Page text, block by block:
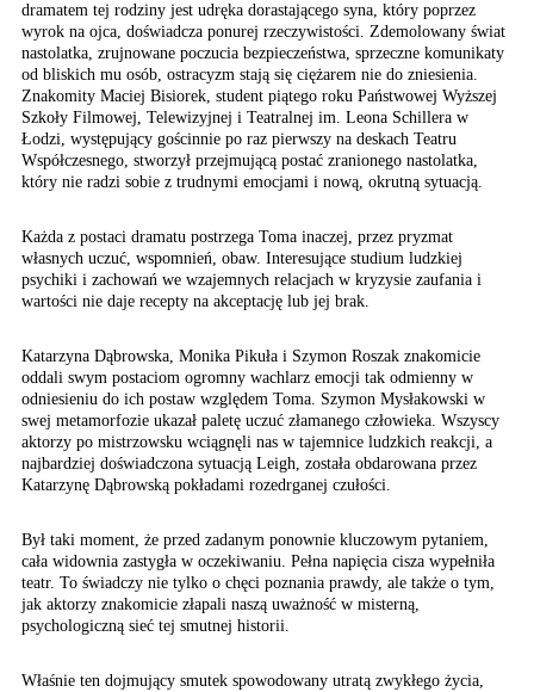
dramatem tej rodziny jest udręka dorastającego syna, który poprzez
wyrok na ojca, doświadcza ponurej rzeczywistości. Zdemolowany świat
nastolatka, zrujnowane poczucia bezpieczeństwa, sprzeczne komunikaty
od bliskich mu osób, ostracyzm stają się ciężarem nie do zniesienia.
Znakomity Maciej Bisiorek, student piątego roku Państwowej Wyższej
Szkoły Filmowej, Telewizyjnej i Teatralnej im. Leona Schillera w
Łodzi, występujący gościnnie po raz pierwszy na deskach Teatru
Współczesnego, stworzył przejmującą postać zranionego nastolatka,
który nie radzi sobie z trudnymi emocjami i nową, okrutną sytuacją.
Każda z postaci dramatu postrzega Toma inaczej, przez pryzmat
własnych uczuć, wspomnień, obaw. Interesujące studium ludzkiej
psychiki i zachowań we wzajemnych relacjach w kryzysie zaufania i
wartości nie daje recepty na akceptację lub jej brak.
Katarzyna Dąbrowska, Monika Pikuła i Szymon Roszak znakomicie
oddali swym postaciom ogromny wachlarz emocji tak odmienny w
odniesieniu do ich postaw względem Toma. Szymon Mysłakowski w
swej metamorfozie ukazał paletę uczuć złamanego człowieka. Wszyscy
aktorzy po mistrzowsku wciągnęli nas w tajemnice ludzkich reakcji, a
najbardziej doświadczona sytuacją Leigh, została obdarowana przez
Katarzynę Dąbrowską pokładami rozedrganej czułości.
Był taki moment, że przed zadanym ponownie kluczowym pytaniem,
cała widownia zastygła w oczekiwaniu. Pełna napięcia cisza wypełniła
teatr. To świadczy nie tylko o chęci poznania prawdy, ale także o tym,
jak aktorzy znakomicie złapali naszą uważność w misterną,
psychologiczną sieć tej smutnej historii.
Właśnie ten dojmujący smutek spowodowany utratą zwykłego życia,